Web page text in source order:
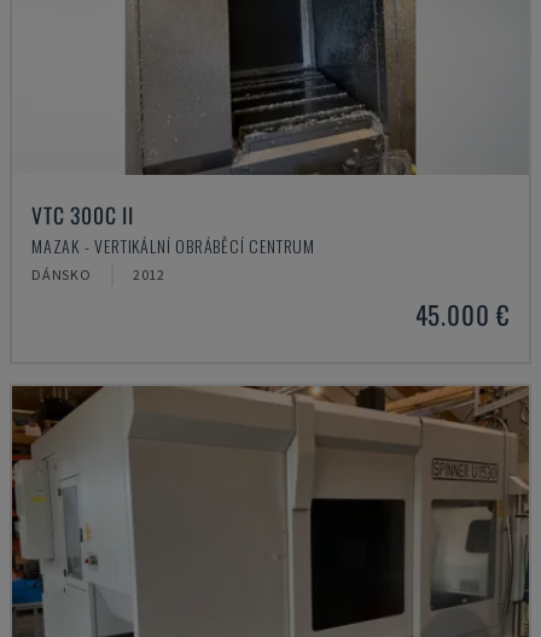
VTC 300C II
MAZAK - VERTIKÁLNÍ OBRÁBĚCÍ CENTRUM
DÁNSKO 2012
45.000 €